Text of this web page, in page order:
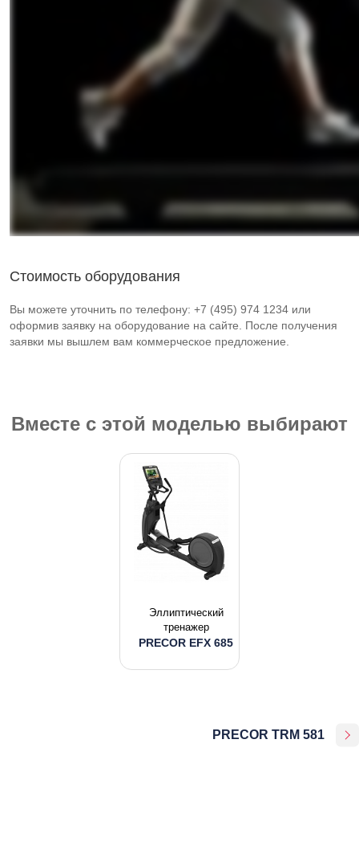
Стоимость оборудования
Вы можете уточнить по телефону: +7 (495) 974 1234 или
оформив заявку на оборудование на сайте. После получения
заявки мы вышлем вам коммерческое предложение.
Вместе с этой моделью выбирают
Эллиптический
тренажер
PRECOR EFX 685
PRECOR TRM 581